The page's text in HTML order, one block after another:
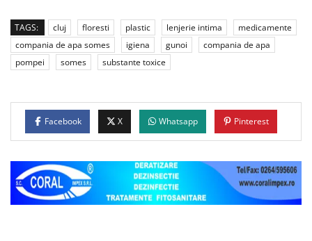
TAGS: cluj floresti plastic lenjerie intima
medicamente
compania de apa somes
igiena gunoi
compania de apa
pompei
somes substante toxice
Facebook X Whatsapp Pinterest